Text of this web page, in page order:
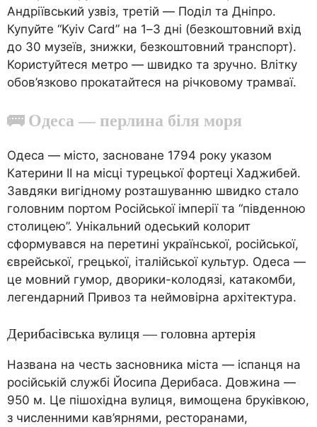
Андріївський узвіз, третій — Поділ та Дніпро.
Купуйте “Kyiv Card” на 1–3 дні (безкоштовний вхід
до 30 музеїв, знижки, безкоштовний транспорт).
Користуйтеся метро — швидко та зручно. Влітку
обов’язково прокатайтеся на річковому трамваї.
🚌 Одеса — перлина біля моря
Одеса — місто, засноване 1794 року указом
Катерини II на місці турецької фортеці Хаджибей.
Завдяки вигідному розташуванню швидко стало
головним портом Російської імперії та “південною
столицею”. Унікальний одеський колорит
сформувався на перетині української, російської,
єврейської, грецької, італійської культур. Одеса —
це мовний гумор, дворики-колодязі, катакомби,
легендарний Привоз та неймовірна архітектура.
Дерибасівська вулиця — головна артерія
Названа на честь засновника міста — іспанця на
російській службі Йосипа Дерибаса. Довжина —
950 м. Це пішохідна вулиця, вимощена бруківкою,
з численними кав’ярнями, ресторанами,